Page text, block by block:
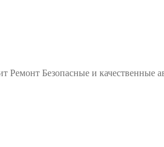
Ремонт Безопасные и качественные